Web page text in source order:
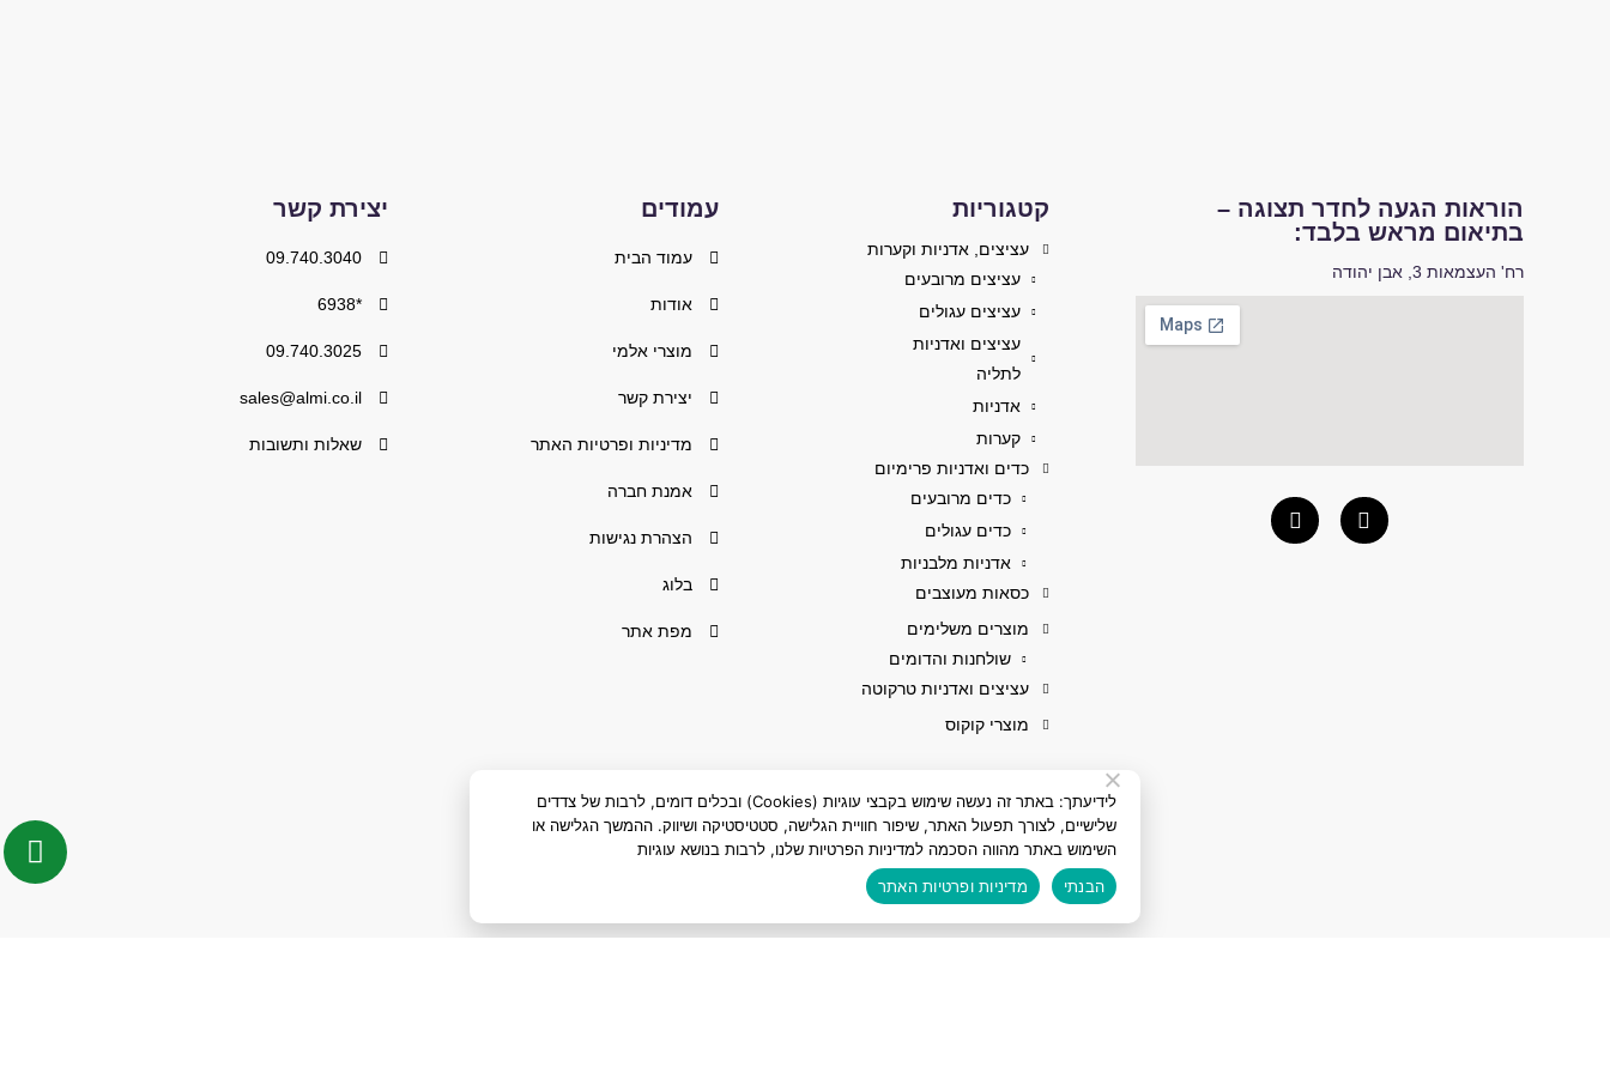
הוראות הגעה לחדר תצוגה –
בתיאום מראש בלבד:
רח' העצמאות 3, אבן יהודה
קטגוריות
עציצים, אדניות וקערות
עציצים מרובעים
עציצים עגולים
עציצים ואדניות
לתליה
אדניות
קערות
כדים ואדניות פרימיום
כדים מרובעים
כדים עגולים
אדניות מלבניות
כסאות מעוצבים
מוצרים משלימים
שולחנות והדומים
עציצים ואדניות טרקוטה
מוצרי קוקוס
עמודים
עמוד הבית
אודות
מוצרי אלמי
יצירת קשר
מדיניות ופרטיות האתר
אמנת חברה
הצהרת נגישות
בלוג
מפת אתר
יצירת קשר
09.740.3040
*6938
09.740.3025
sales@almi.co.il
שאלות ותשובות
לידיעתך: באתר זה נעשה שימוש בקבצי עוגיות (Cookies) ובכלים דומים, לרבות של צדדים
שלישיים, לצורך תפעול האתר, שיפור חוויית הגלישה, סטטיסטיקה ושיווק. ההמשך הגלישה או
השימוש באתר מהווה הסכמה למדיניות הפרטיות שלנו, לרבות בנושא עוגיות
הבנתי
מדיניות ופרטיות האתר